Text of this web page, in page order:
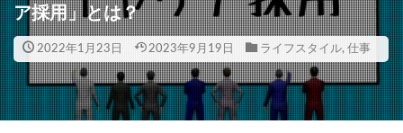
ア採用」とは？
2022年1月23日 2023年9月19日 ライフスタイル, 仕事